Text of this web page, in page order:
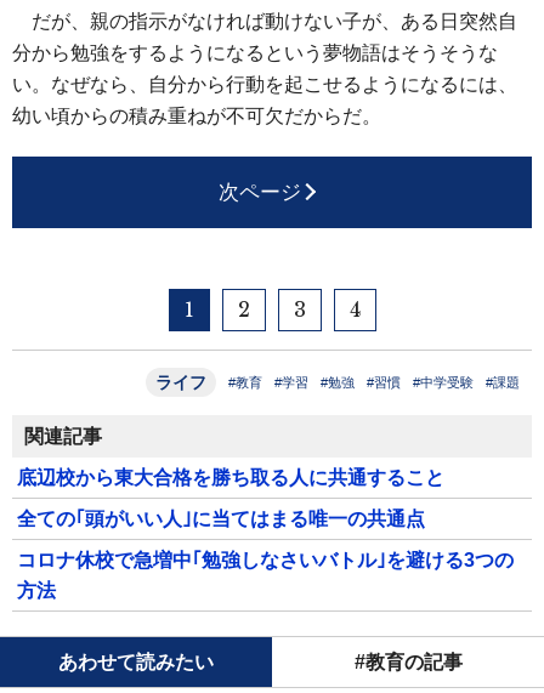
だが、親の指示がなければ動けない子が、ある日突然自
分から勉強をするようになるという夢物語はそうそうな
い。なぜなら、自分から行動を起こせるようになるには、
幼い頃からの積み重ねが不可欠だからだ。
次ページ
1 2 3 4
ライフ #教育 #学習 #勉強 #習慣 #中学受験 #課題
関連記事
底辺校から東大合格を勝ち取る人に共通すること
全ての｢頭がいい人｣に当てはまる唯一の共通点
コロナ休校で急増中｢勉強しなさいバトル｣を避ける3つの
方法
あわせて読みたい #教育の記事